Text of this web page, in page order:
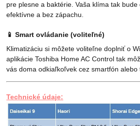
pre plesne a baktérie. Vaša klíma tak
efektívne a bez zápachu.
📱Smart ovládanie (voliteľné)
Klimatizáciu si môžete voliteľne doplniť o
aplikácie Toshiba Home AC Control tak
vás doma odkiaľkoľvek cez smartfón alebo
Technické údaje: